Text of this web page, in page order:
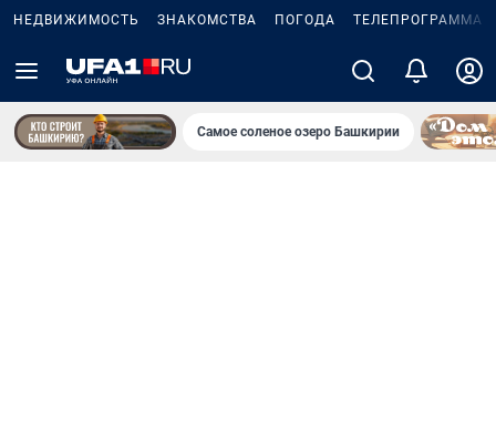
НЕДВИЖИМОСТЬ ЗНАКОМСТВА ПОГОДА ТЕЛЕПРОГРАММА
Самое соленое озеро Башкирии